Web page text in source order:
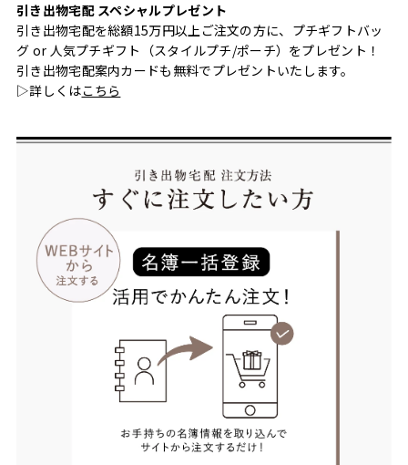
引き出物宅配 スペシャルプレゼント
引き出物宅配を総額15万円以上ご注文の方に、プチギフトバッ
グ or 人気プチギフト（スタイルプチ/ポーチ）をプレゼント！
引き出物宅配案内カードも無料でプレゼントいたします。
▷詳しくはこちら